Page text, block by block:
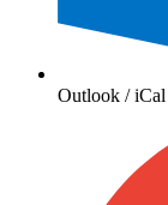
Outlook / iCal